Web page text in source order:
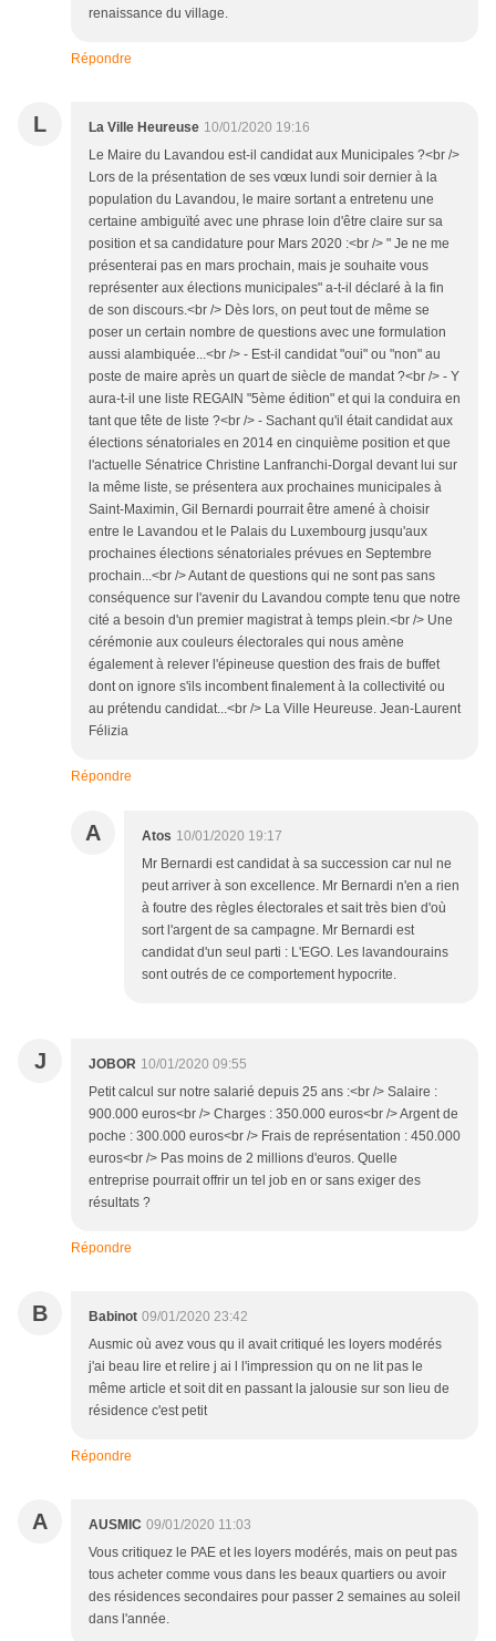
renaissance du village.
Répondre
L La Ville Heureuse 10/01/2020 19:16
Le Maire du Lavandou est-il candidat aux Municipales ?<br />
Lors de la présentation de ses vœux lundi soir dernier à la
population du Lavandou, le maire sortant a entretenu une
certaine ambiguïté avec une phrase loin d'être claire sur sa
position et sa candidature pour Mars 2020 :<br /> " Je ne me
présenterai pas en mars prochain, mais je souhaite vous
représenter aux élections municipales" a-t-il déclaré à la fin
de son discours.<br /> Dès lors, on peut tout de même se
poser un certain nombre de questions avec une formulation
aussi alambiquée...<br /> - Est-il candidat "oui" ou "non" au
poste de maire après un quart de siècle de mandat ?<br /> - Y
aura-t-il une liste REGAIN "5ème édition" et qui la conduira en
tant que tête de liste ?<br /> - Sachant qu'il était candidat aux
élections sénatoriales en 2014 en cinquième position et que
l'actuelle Sénatrice Christine Lanfranchi-Dorgal devant lui sur
la même liste, se présentera aux prochaines municipales à
Saint-Maximin, Gil Bernardi pourrait être amené à choisir
entre le Lavandou et le Palais du Luxembourg jusqu'aux
prochaines élections sénatoriales prévues en Septembre
prochain...<br /> Autant de questions qui ne sont pas sans
conséquence sur l'avenir du Lavandou compte tenu que notre
cité a besoin d'un premier magistrat à temps plein.<br /> Une
cérémonie aux couleurs électorales qui nous amène
également à relever l'épineuse question des frais de buffet
dont on ignore s'ils incombent finalement à la collectivité ou
au prétendu candidat...<br /> La Ville Heureuse. Jean-Laurent
Félizia
Répondre
A Atos 10/01/2020 19:17
Mr Bernardi est candidat à sa succession car nul ne
peut arriver à son excellence. Mr Bernardi n'en a rien
à foutre des règles électorales et sait très bien d'où
sort l'argent de sa campagne. Mr Bernardi est
candidat d'un seul parti : L'EGO. Les lavandourains
sont outrés de ce comportement hypocrite.
J JOBOR 10/01/2020 09:55
Petit calcul sur notre salarié depuis 25 ans :<br /> Salaire :
900.000 euros<br /> Charges : 350.000 euros<br /> Argent de
poche : 300.000 euros<br /> Frais de représentation : 450.000
euros<br /> Pas moins de 2 millions d'euros. Quelle
entreprise pourrait offrir un tel job en or sans exiger des
résultats ?
Répondre
B Babinot 09/01/2020 23:42
Ausmic où avez vous qu il avait critiqué les loyers modérés
j'ai beau lire et relire j ai l l'impression qu on ne lit pas le
même article et soit dit en passant la jalousie sur son lieu de
résidence c'est petit
Répondre
A AUSMIC 09/01/2020 11:03
Vous critiquez le PAE et les loyers modérés, mais on peut pas
tous acheter comme vous dans les beaux quartiers ou avoir
des résidences secondaires pour passer 2 semaines au soleil
dans l'année.